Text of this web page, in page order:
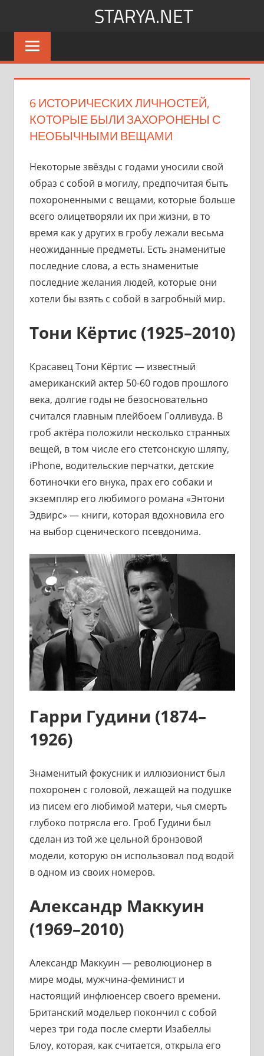
содержимому
STARYA.NET
Новости
шоу-
6 ИСТОРИЧЕСКИХ ЛИЧНОСТЕЙ,
КОТОРЫЕ БЫЛИ ЗАХОРОНЕНЫ С
НЕОБЫЧНЫМИ ВЕЩАМИ
Некоторые звёзды с годами уносили свой
образ с собой в могилу, предпочитая быть
похороненными с вещами, которые больше
всего олицетворяли их при жизни, в то
время как у других в гробу лежали весьма
неожиданные предметы. Есть знаменитые
последние слова, а есть знаменитые
последние желания людей, которые они
хотели бы взять с собой в загробный мир.
Тони Кёртис (1925–2010)
Красавец Тони Кёртис — известный
американский актер 50-60 годов прошлого
века, долгие годы не безосновательно
считался главным плейбоем Голливуда. В
гроб актёра положили несколько странных
вещей, в том числе его стетсонскую шляпу,
iPhone, водительские перчатки, детские
ботиночки его внука, прах его собаки и
экземпляр его любимого романа «Энтони
Эдвирс» — книги, которая вдохновила его
на выбор сценического псевдонима.
Гарри Гудини (1874–
1926)
Знаменитый фокусник и иллюзионист был
похоронен с головой, лежащей на подушке
из писем его любимой матери, чья смерть
глубоко потрясла его. Гроб Гудини был
сделан из той же цельной бронзовой
модели, которую он использовал под водой
в одном из своих номеров.
Александр Маккуин
(1969–2010)
Александр Маккуин — революционер в
мире моды, мужчина-феминист и
настоящий инфлюенсер своего времени.
Британский модельер покончил с собой
через три года после смерти Изабеллы
Блоу, которая, как считается, открыла его